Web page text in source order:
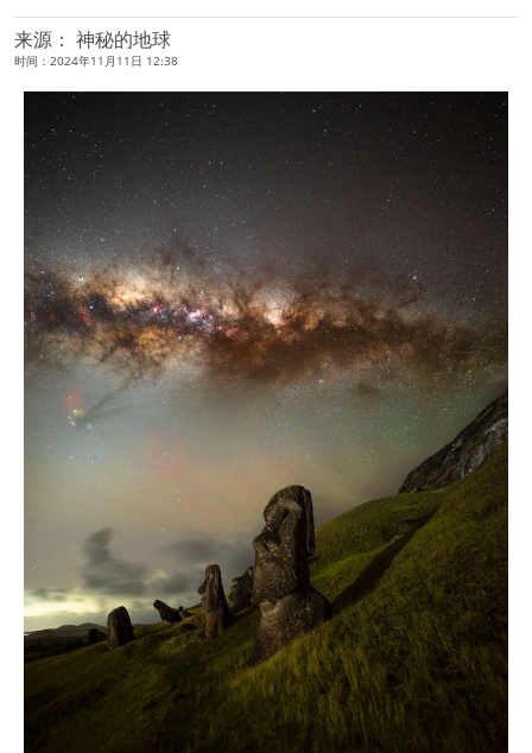
来源： 神秘的地球
时间：2024年11月11日 12:38